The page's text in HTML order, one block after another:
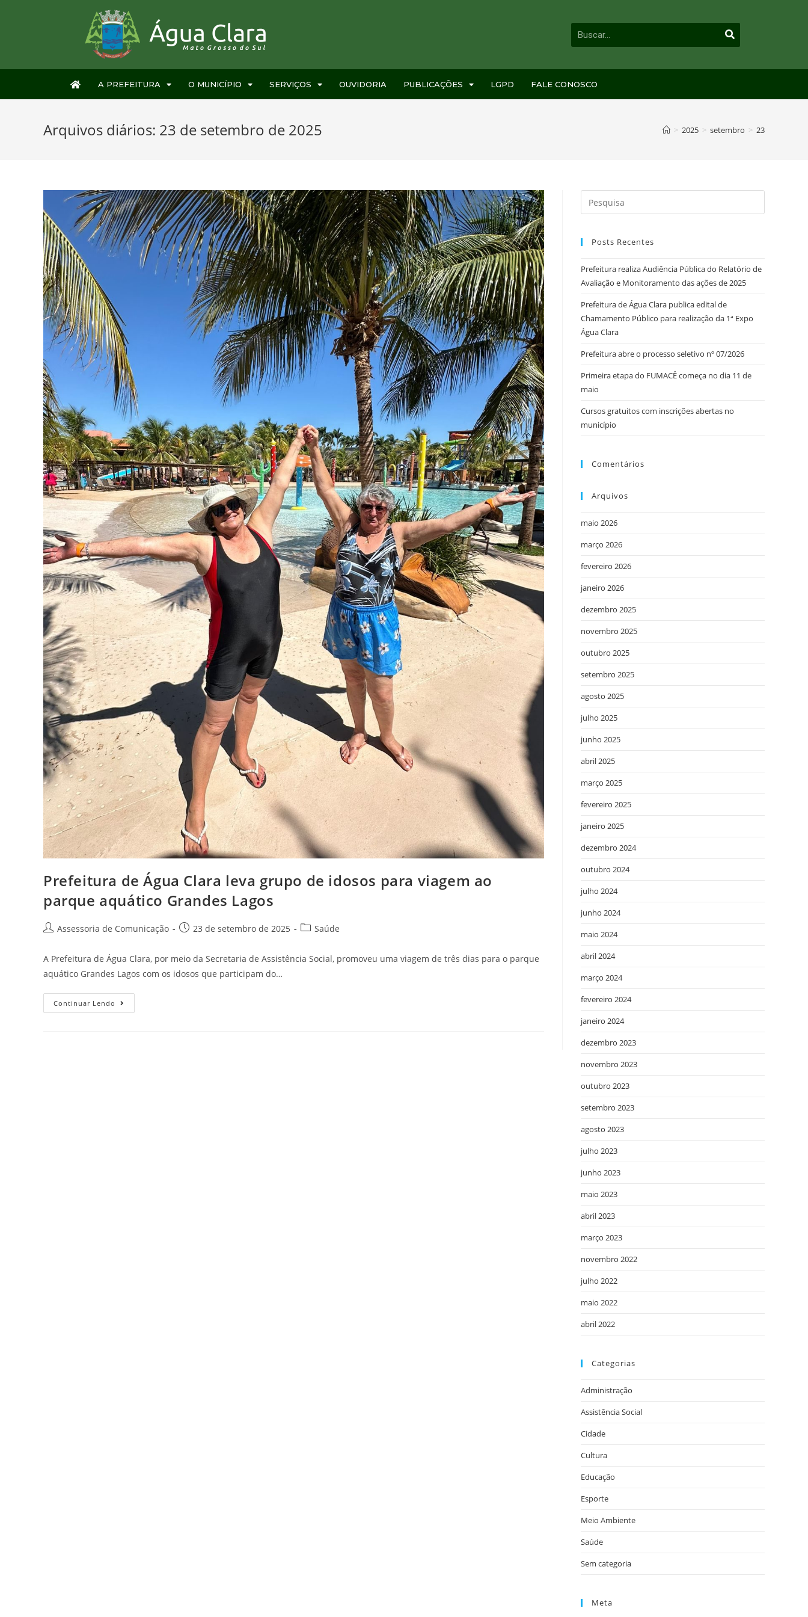
A PREFEITURA O MUNICÍPIO SERVIÇOS OUVIDORIA PUBLICAÇÕES LGPD FALE CONOSCO
Arquivos diários: 23 de setembro de 2025 > 2025 > setembro > 23
Prefeitura de Água Clara leva grupo de idosos para viagem ao
parque aquático Grandes Lagos
Assessoria de Comunicação 23 de setembro de 2025 Saúde
A Prefeitura de Água Clara, por meio da Secretaria de Assistência Social, promoveu uma viagem de três dias para o parque
aquático Grandes Lagos com os idosos que participam do…
Continuar Lendo
Posts Recentes
Prefeitura realiza Audiência Pública do Relatório de
Avaliação e Monitoramento das ações de 2025
Prefeitura de Água Clara publica edital de
Chamamento Público para realização da 1ª Expo
Água Clara
Prefeitura abre o processo seletivo nº 07/2026
Primeira etapa do FUMACÊ começa no dia 11 de
maio
Cursos gratuitos com inscrições abertas no
município
Comentários
Arquivos
maio 2026
março 2026
fevereiro 2026
janeiro 2026
dezembro 2025
novembro 2025
outubro 2025
setembro 2025
agosto 2025
julho 2025
junho 2025
abril 2025
março 2025
fevereiro 2025
janeiro 2025
dezembro 2024
outubro 2024
julho 2024
junho 2024
maio 2024
abril 2024
março 2024
fevereiro 2024
janeiro 2024
dezembro 2023
novembro 2023
outubro 2023
setembro 2023
agosto 2023
julho 2023
junho 2023
maio 2023
abril 2023
março 2023
novembro 2022
julho 2022
maio 2022
abril 2022
Categorias
Administração
Assistência Social
Cidade
Cultura
Educação
Esporte
Meio Ambiente
Saúde
Sem categoria
Meta